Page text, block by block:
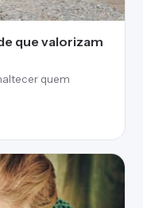
que valorizam
quem